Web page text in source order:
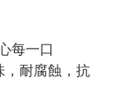
每一口
，耐腐蝕，抗